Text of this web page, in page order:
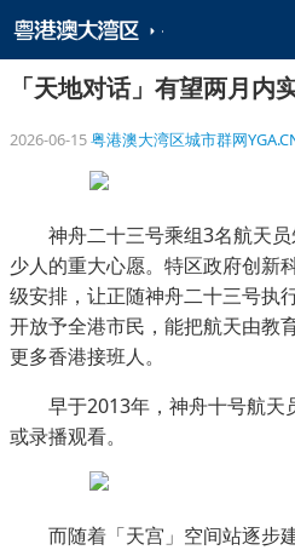
「天地对话」有望两月
2026-06-15粤港澳大湾区城市群网
神舟二十三号乘组3名航天
少人的重大心愿。特区政府创新
级安排，让正随神舟二十三号执
开放予全港市民，能把航天由教
更多香港接班人。
早于2013年，神舟十号航天
或录播观看。
而随着「天宫」空间站逐步